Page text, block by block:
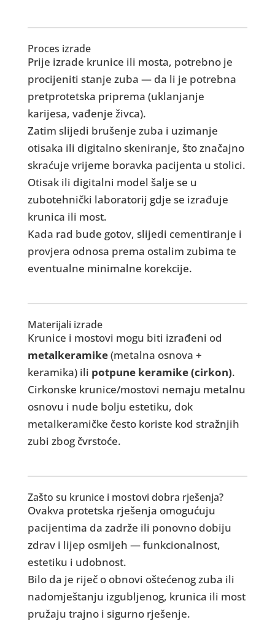
Proces izrade
Prije izrade krunice ili mosta, potrebno je
procijeniti stanje zuba — da li je potrebna
pretprotetska priprema (uklanjanje
karijesa, vađenje živca).
Zatim slijedi brušenje zuba i uzimanje
otisaka ili digitalno skeniranje, što značajno
skraćuje vrijeme boravka pacijenta u stolici.
Otisak ili digitalni model šalje se u
zubotehnički laboratorij gdje se izrađuje
krunica ili most.
Kada rad bude gotov, slijedi cementiranje i
provjera odnosa prema ostalim zubima te
eventualne minimalne korekcije.
Materijali izrade
Krunice i mostovi mogu biti izrađeni od
metalkeramike(metalna osnova +
keramika) ili potpune keramike (cirkon).
Cirkonske krunice/mostovi nemaju metalnu
osnovu i nude bolju estetiku, dok
metalkeramičke često koriste kod stražnjih
zubi zbog čvrstoće.
Zašto su krunice i mostovi dobra rješenja?
Ovakva protetska rješenja omogućuju
pacijentima da zadrže ili ponovno dobiju
zdrav i lijep osmijeh — funkcionalnost,
estetiku i udobnost.
Bilo da je riječ o obnovi oštećenog zuba ili
nadomještanju izgubljenog, krunica ili most
pružaju trajno i sigurno rješenje.